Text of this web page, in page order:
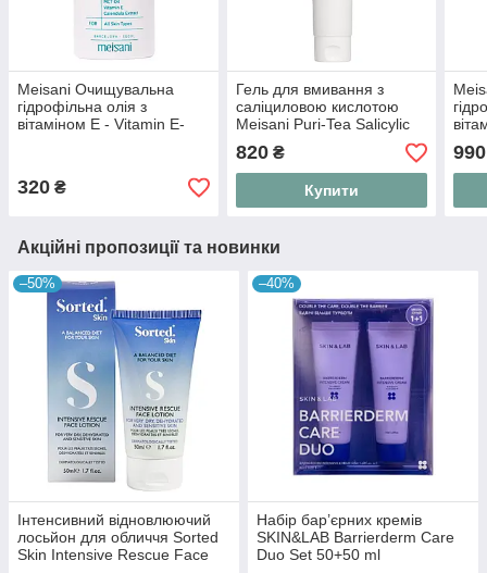
Meisani Очищувальна
гідрофільна олія з
вітаміном Е - Vitamin E-
320 ₴
Гель для вмивання з
саліциловою кислотою
Meisani Puri-Tea Salicylic
Acid Cleansing Gel, 150 мл
820₴
Купити
мл
990
Акційні пропозиції та новинки
–50%
Інтенсивний відновлюючий
лосьйон для обличчя Sorted
Skin Intensive Rescue Face
–40%
Набір бар’єрних кремів
SKIN&LAB Barrierderm Care
Duo Set 50+50 ml